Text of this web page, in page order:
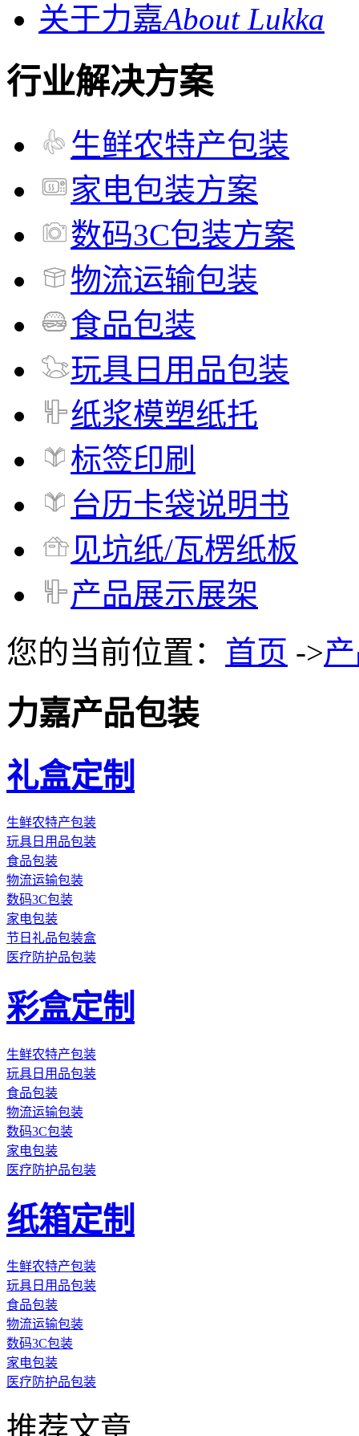
关于力嘉About Lukka
行业解决方案
生鲜农特产包装
家电包装方案
数码3C包装方案
物流运输包装
食品包装
玩具日用品包装
纸浆模塑纸托
标签印刷
台历卡袋说明书
见坑纸/瓦楞纸板
产品展示展架
您的当前位置： 首页 ->
力嘉产品包装
礼盒定制
生鲜农特产包装
玩具日用品包装
食品包装
物流运输包装
数码3C包装
家电包装
节日礼品包装盒
医疗防护品包装
彩盒定制
生鲜农特产包装
玩具日用品包装
食品包装
物流运输包装
数码3C包装
家电包装
医疗防护品包装
纸箱定制
生鲜农特产包装
玩具日用品包装
食品包装
物流运输包装
数码3C包装
家电包装
医疗防护品包装
推荐文章